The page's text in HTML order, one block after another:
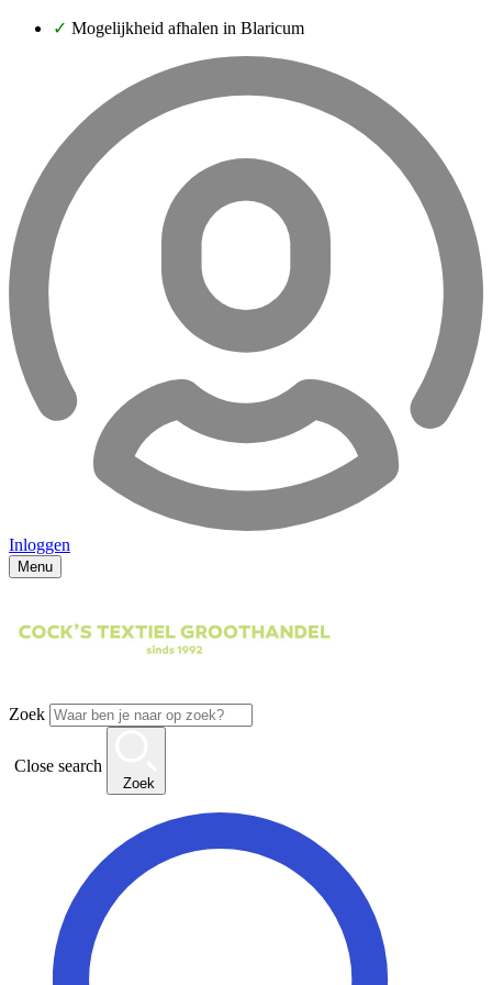
✓ Mogelijkheid afhalen in Blaricum
Inloggen
Menu
Zoek
Close search
Zoek